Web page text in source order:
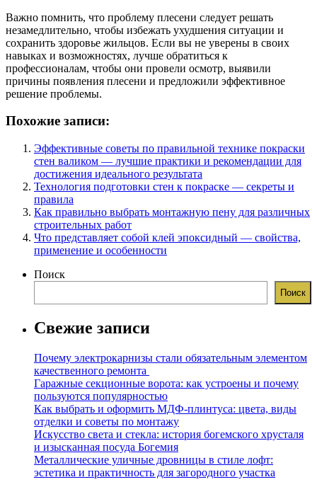
Важно помнить, что проблему плесени следует решать
незамедлительно, чтобы избежать ухудшения ситуации и
сохранить здоровье жильцов. Если вы не уверены в своих
навыках и возможностях, лучше обратиться к
профессионалам, чтобы они провели осмотр, выявили
причины появления плесени и предложили эффективное
решение проблемы.
Похожие записи:
Эффективные советы по правильной технике покраски
стен валиком — лучшие практики и рекомендации для
достижения идеального результата
Технология подготовки стен к покраске — секреты и
правила
Как правильно выбрать монтажную пену для различных
строительных работ
Что представляет собой клей эпоксидный — свойства,
применение и особенности
Поиск
Поиск
Свежие записи
Почему электрокарнизы стали обязательным элементом
качественного ремонта
Гаражные секционные ворота: как устроены и почему
пользуются популярностью
Как выбрать и оформить МДФ-плинтуса: цвета, виды
отделки и советы по монтажу
Искусство света и стекла: история богемского хрусталя
и изысканная посуда Богемия
Металлические уличные дровницы в стиле лофт:
эстетика и практичность для загородного участка